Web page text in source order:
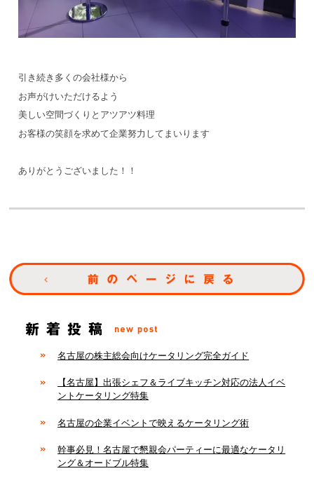
引き続き多くの会社様から
お声がけいただけるよう
美しい空間づくりとアツアツ料理
お客様の笑顔を求めて企業努力してまいります
ありがとうございました！！
名古屋の株主総会向けケータリング完全ガイド
【名古屋】出張シェフ＆ライブキッチン対応の法人イベ
ントケータリング特集
名古屋の企業イベントで映えるケータリング術
幹事必見！名古屋で懇親会パーティーに最適なケータリ
ング＆オードブル特集